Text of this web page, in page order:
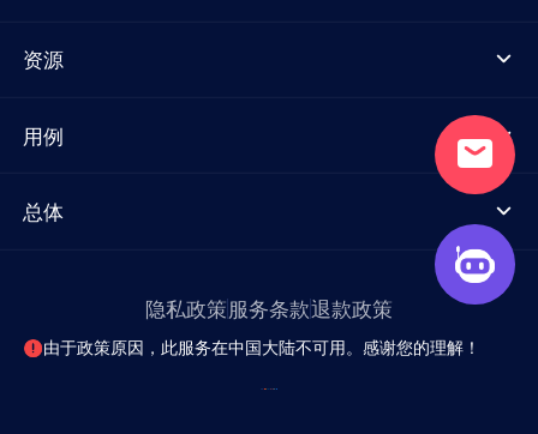
资源
用例
总体
隐私政策服务条款退款政策
由于政策原因，此服务在中国大陆不可用。感谢您的理解！